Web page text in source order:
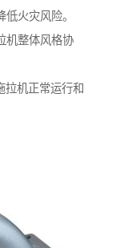
火灾风险。
机整体风格协
拉机正常运行和